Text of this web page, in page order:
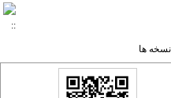
ها